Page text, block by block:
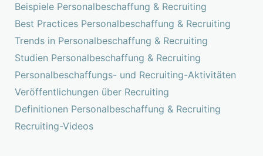
Beispiele Personalbeschaffung & Recruiting
Best Practices Personalbeschaffung & Recruiting
Trends in Personalbeschaffung & Recruiting
Studien Personalbeschaffung & Recruiting
Personalbeschaffungs- und Recruiting-Aktivitäten
Veröffentlichungen über Recruiting
Definitionen Personalbeschaffung & Recruiting
Recruiting-Videos